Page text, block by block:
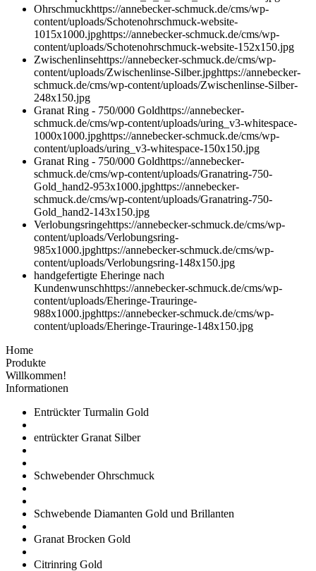
Ohrschmuckhttps://annebecker-schmuck.de/cms/wp-
content/uploads/Schotenohrschmuck-website-
1015x1000.jpghttps://annebecker-schmuck.de/cms/wp-
content/uploads/Schotenohrschmuck-website-152x150.jpg
Zwischenlinsehttps://annebecker-schmuck.de/cms/wp-
content/uploads/Zwischenlinse-Silber.jpghttps://annebecker-
schmuck.de/cms/wp-content/uploads/Zwischenlinse-Silber-
248x150.jpg
Granat Ring - 750/000 Goldhttps://annebecker-
schmuck.de/cms/wp-content/uploads/uring_v3-whitespace-
1000x1000.jpghttps://annebecker-schmuck.de/cms/wp-
content/uploads/uring_v3-whitespace-150x150.jpg
Granat Ring - 750/000 Goldhttps://annebecker-
schmuck.de/cms/wp-content/uploads/Granatring-750-
Gold_hand2-953x1000.jpghttps://annebecker-
schmuck.de/cms/wp-content/uploads/Granatring-750-
Gold_hand2-143x150.jpg
Verlobungsringehttps://annebecker-schmuck.de/cms/wp-
content/uploads/Verlobungsring-
985x1000.jpghttps://annebecker-schmuck.de/cms/wp-
content/uploads/Verlobungsring-148x150.jpg
handgefertigte Eheringe nach
Kundenwunschhttps://annebecker-schmuck.de/cms/wp-
content/uploads/Eheringe-Trauringe-
988x1000.jpghttps://annebecker-schmuck.de/cms/wp-
content/uploads/Eheringe-Trauringe-148x150.jpg
Home
Produkte
Willkommen!
Informationen
Entrückter Turmalin Gold
entrückter Granat Silber
Schwebender Ohrschmuck
Schwebende Diamanten Gold und Brillanten
Granat Brocken Gold
Citrinring Gold